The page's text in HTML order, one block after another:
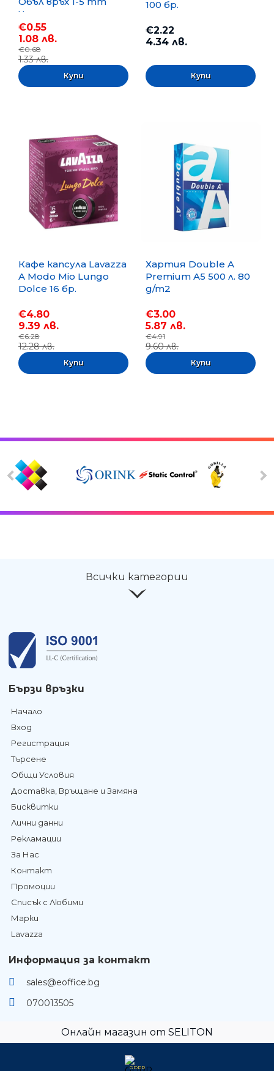
Черен
€0.55
1.08 лв.
€0.68
1.33 лв.
100 бр.
€2.22
4.34 лв.
Кафе капсула Lavazza
A Modo Mio Lungo
Dolce 16 бр.
€4.80
9.39 лв.
€6.28
12.28 лв.
Хартия Double A
Premium A5 500 л. 80
g/m2
€3.00
5.87 лв.
€4.91
9.60 лв.
Всички категории
Бързи връзки
Начало
Вход
Регистрация
Търсене
Общи Условия
Доставка, Връщане и Замяна
Бисквитки
Лични данни
Рекламации
За Нас
Контакт
Промоции
Списък с Любими
Марки
Lavazza
Информация за контакт
sales@eoffice.bg
070013505
Онлайн магазин от SELITON
GDPR